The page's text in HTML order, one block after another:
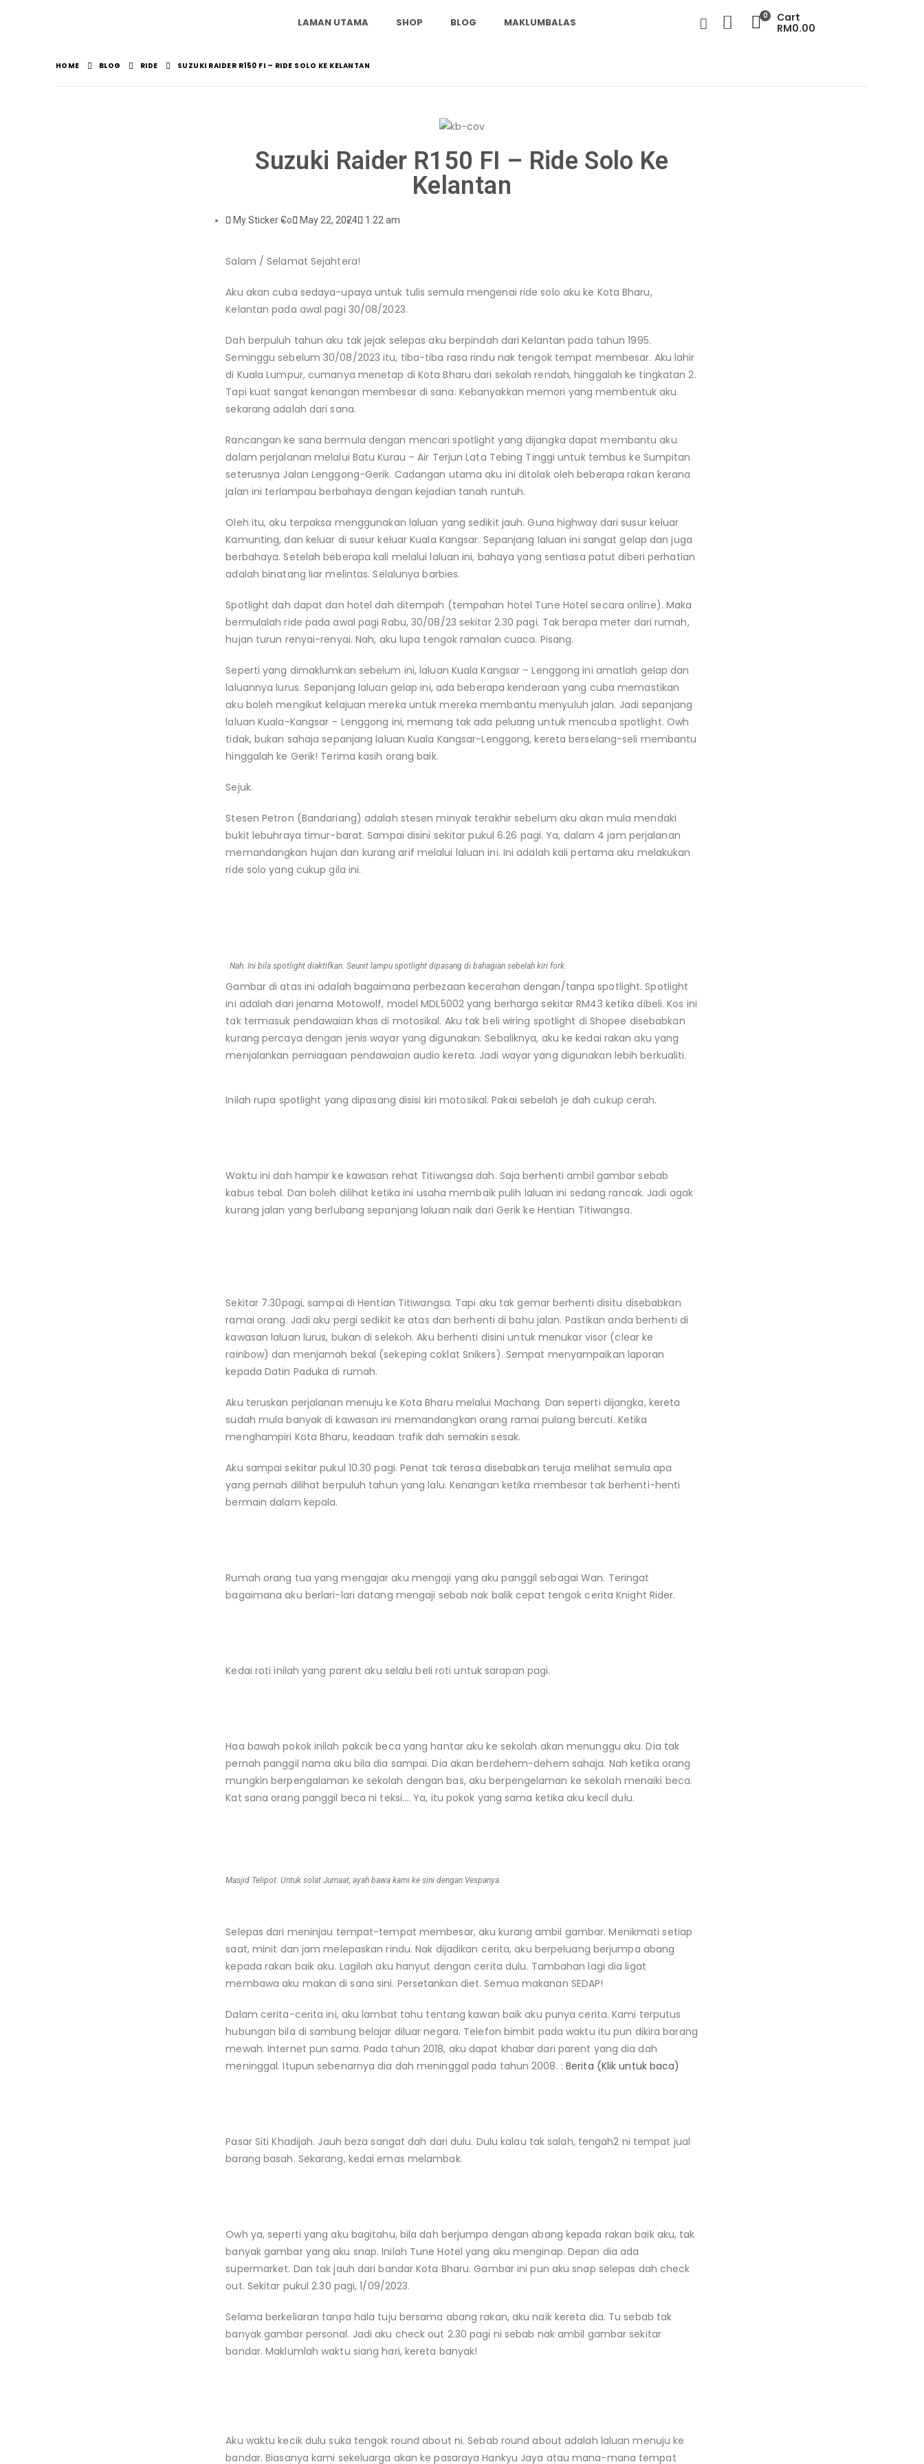
LAMAN UTAMA SHOP BLOG MAKLUMBALAS
0
Cart
RM0.00
HOME BLOG RIDE SUZUKI RAIDER R150 FI – RIDE SOLO KE KELANTAN
Suzuki Raider R150 FI – Ride Solo Ke
Kelantan
My Sticker Co May 22, 2024 1:22 am
Salam / Selamat Sejahtera!
Aku akan cuba sedaya-upaya untuk tulis semula mengenai ride solo aku ke Kota Bharu,
Kelantan pada awal pagi 30/08/2023.
Dah berpuluh tahun aku tak jejak selepas aku berpindah dari Kelantan pada tahun 1995.
Seminggu sebelum 30/08/2023 itu, tiba-tiba rasa rindu nak tengok tempat membesar. Aku lahir
di Kuala Lumpur, cumanya menetap di Kota Bharu dari sekolah rendah, hinggalah ke tingkatan 2.
Tapi kuat sangat kenangan membesar di sana. Kebanyakkan memori yang membentuk aku
sekarang adalah dari sana.
Rancangan ke sana bermula dengan mencari spotlight yang dijangka dapat membantu aku
dalam perjalanan melalui Batu Kurau – Air Terjun Lata Tebing Tinggi untuk tembus ke Sumpitan
seterusnya Jalan Lenggong-Gerik. Cadangan utama aku ini ditolak oleh beberapa rakan kerana
jalan ini terlampau berbahaya dengan kejadian tanah runtuh.
Oleh itu, aku terpaksa menggunakan laluan yang sedikit jauh. Guna highway dari susur keluar
Kamunting, dan keluar di susur keluar Kuala Kangsar. Sepanjang laluan ini sangat gelap dan juga
berbahaya. Setelah beberapa kali melalui laluan ini, bahaya yang sentiasa patut diberi perhatian
adalah binatang liar melintas. Selalunya barbies.
Spotlight dah dapat dan hotel dah ditempah (tempahan hotel Tune Hotel secara online). Maka
bermulalah ride pada awal pagi Rabu, 30/08/23 sekitar 2.30 pagi. Tak berapa meter dari rumah,
hujan turun renyai-renyai. Nah, aku lupa tengok ramalan cuaca. Pisang.
Seperti yang dimaklumkan sebelum ini, laluan Kuala Kangsar – Lenggong ini amatlah gelap dan
laluannya lurus. Sepanjang laluan gelap ini, ada beberapa kenderaan yang cuba memastikan
aku boleh mengikut kelajuan mereka untuk mereka membantu menyuluh jalan. Jadi sepanjang
laluan Kuala-Kangsar – Lenggong ini, memang tak ada peluang untuk mencuba spotlight. Owh
tidak, bukan sahaja sepanjang laluan Kuala Kangsar-Lenggong, kereta berselang-seli membantu
hinggalah ke Gerik! Terima kasih orang baik.
Sejuk.
Stesen Petron (Bandariang) adalah stesen minyak terakhir sebelum aku akan mula mendaki
bukit lebuhraya timur-barat. Sampai disini sekitar pukul 6.26 pagi. Ya, dalam 4 jam perjalanan
memandangkan hujan dan kurang arif melalui laluan ini. Ini adalah kali pertama aku melakukan
ride solo yang cukup gila ini.
Nah. Ini bila spotlight diaktifkan. Seunit lampu spotlight dipasang di bahagian sebelah kiri fork.
Gambar di atas ini adalah bagaimana perbezaan kecerahan dengan/tanpa spotlight. Spotlight
ini adalah dari jenama Motowolf, model MDL5002 yang berharga sekitar RM43 ketika dibeli. Kos ini
tak termasuk pendawaian khas di motosikal. Aku tak beli wiring spotlight di Shopee disebabkan
kurang percaya dengan jenis wayar yang digunakan. Sebaliknya, aku ke kedai rakan aku yang
menjalankan perniagaan pendawaian audio kereta. Jadi wayar yang digunakan lebih berkualiti.
Inilah rupa spotlight yang dipasang disisi kiri motosikal. Pakai sebelah je dah cukup cerah.
Waktu ini dah hampir ke kawasan rehat Titiwangsa dah. Saja berhenti ambil gambar sebab
kabus tebal. Dan boleh dilihat ketika ini usaha membaik pulih laluan ini sedang rancak. Jadi agak
kurang jalan yang berlubang sepanjang laluan naik dari Gerik ke Hentian Titiwangsa.
Sekitar 7.30pagi, sampai di Hentian Titiwangsa. Tapi aku tak gemar berhenti disitu disebabkan
ramai orang. Jadi aku pergi sedikit ke atas dan berhenti di bahu jalan. Pastikan anda berhenti di
kawasan laluan lurus, bukan di selekoh. Aku berhenti disini untuk menukar visor (clear ke
rainbow) dan menjamah bekal (sekeping coklat Snikers). Sempat menyampaikan laporan
kepada Datin Paduka di rumah.
Aku teruskan perjalanan menuju ke Kota Bharu melalui Machang. Dan seperti dijangka, kereta
sudah mula banyak di kawasan ini memandangkan orang ramai pulang bercuti. Ketika
menghampiri Kota Bharu, keadaan trafik dah semakin sesak.
Aku sampai sekitar pukul 10.30 pagi. Penat tak terasa disebabkan teruja melihat semula apa
yang pernah dilihat berpuluh tahun yang lalu. Kenangan ketika membesar tak berhenti-henti
bermain dalam kepala.
Rumah orang tua yang mengajar aku mengaji yang aku panggil sebagai Wan. Teringat
bagaimana aku berlari-lari datang mengaji sebab nak balik cepat tengok cerita Knight Rider.
Kedai roti inilah yang parent aku selalu beli roti untuk sarapan pagi.
Haa bawah pokok inilah pakcik beca yang hantar aku ke sekolah akan menunggu aku. Dia tak
pernah panggil nama aku bila dia sampai. Dia akan berdehem-dehem sahaja. Nah ketika orang
mungkin berpengalaman ke sekolah dengan bas, aku berpengelaman ke sekolah menaiki beca.
Kat sana orang panggil beca ni teksi…. Ya, itu pokok yang sama ketika aku kecil dulu.
Masjid Telipot. Untuk solat Jumaat, ayah bawa kami ke sini dengan Vespanya.
Selepas dari meninjau tempat-tempat membesar, aku kurang ambil gambar. Menikmati setiap
saat, minit dan jam melepaskan rindu. Nak dijadikan cerita, aku berpeluang berjumpa abang
kepada rakan baik aku. Lagilah aku hanyut dengan cerita dulu. Tambahan lagi dia ligat
membawa aku makan di sana sini. Persetankan diet. Semua makanan SEDAP!
Dalam cerita-cerita ini, aku lambat tahu tentang kawan baik aku punya cerita. Kami terputus
hubungan bila di sambung belajar diluar negara. Telefon bimbit pada waktu itu pun dikira barang
mewah. Internet pun sama. Pada tahun 2018, aku dapat khabar dari parent yang dia dah
meninggal. Itupun sebenarnya dia dah meninggal pada tahun 2008. : Berita (Klik untuk baca)
Pasar Siti Khadijah. Jauh beza sangat dah dari dulu. Dulu kalau tak salah, tengah2 ni tempat jual
barang basah. Sekarang, kedai emas melambak.
Owh ya, seperti yang aku bagitahu, bila dah berjumpa dengan abang kepada rakan baik aku, tak
banyak gambar yang aku snap. Inilah Tune Hotel yang aku menginap. Depan dia ada
supermarket. Dan tak jauh dari bandar Kota Bharu. Gambar ini pun aku snap selepas dah check
out. Sekitar pukul 2.30 pagi, 1/09/2023.
Selama berkeliaran tanpa hala tuju bersama abang rakan, aku naik kereta dia. Tu sebab tak
banyak gambar personal. Jadi aku check out 2.30 pagi ni sebab nak ambil gambar sekitar
bandar. Maklumlah waktu siang hari, kereta banyak!
Aku waktu kecik dulu suka tengok round about ni. Sebab round about adalah laluan menuju ke
bandar. Biasanya kami sekeluarga akan ke pasaraya Hankyu Jaya atau mana-mana tempat